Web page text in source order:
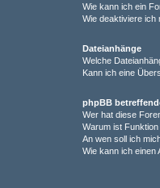
Wie kann ich ein
Wie deaktiviere ich
Dateianhänge
Welche
Kann ich eine
phpBB
Wer hat diese
Warum ist
An wen soll ich
Wie kann ich einen